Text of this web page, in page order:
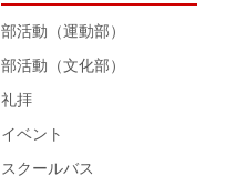
部活動（運動部）
部活動（文化部）
礼拝
イベント
スクールバス